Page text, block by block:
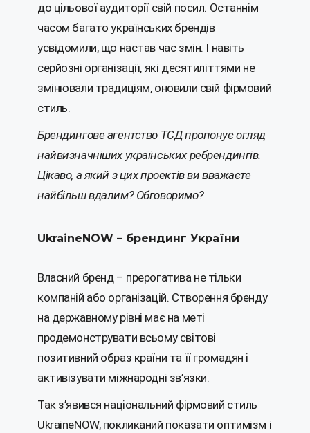
до цільової аудиторії свій посил. Останнім
часом багато українських брендів
усвідомили, що настав час змін. І навіть
серйозні організації, які десятиліттями не
змінювали традиціям, оновили свій фірмовий
стиль.
Брендингове агентство ТСД пропонує огляд
найвизначніших українських ребрендингів.
Цікаво, а який з цих проектів ви вважаєте
найбільш вдалим? Обговоримо?
UkraineNOW – брендинг України
Власний бренд – прерогатива не тільки
компаній або організацій. Створення бренду
на державному рівні має на меті
продемонструвати всьому світові
позитивний образ країни та її громадян і
активізувати міжнародні зв’язки.
Так з’явився національний фірмовий стиль
UkraineNOW, покликаний показати оптимізм і